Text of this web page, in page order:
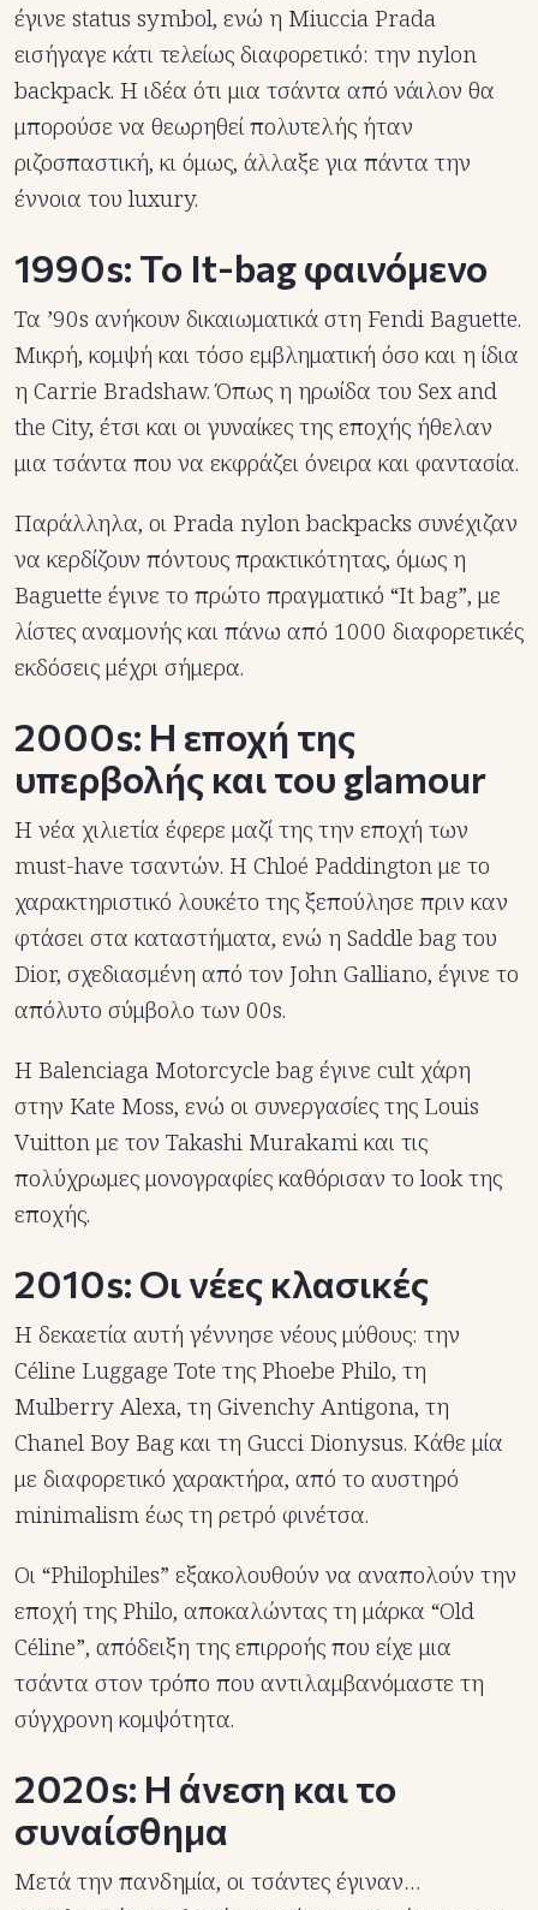
έγινε status symbol, ενώ η Miuccia Prada
εισήγαγε κάτι τελείως διαφορετικό: την nylon
backpack. Η ιδέα ότι μια τσάντα από νάιλον θα
μπορούσε να θεωρηθεί πολυτελής ήταν
ριζοσπαστική, κι όμως, άλλαξε για πάντα την
έννοια του luxury.
1990s: Το It-bag φαινόμενο
Τα ’90s ανήκουν δικαιωματικά στη Fendi Baguette.
Μικρή, κομψή και τόσο εμβληματική όσο και η ίδια
η Carrie Bradshaw. Όπως η ηρωίδα του Sex and
the City, έτσι και οι γυναίκες της εποχής ήθελαν
μια τσάντα που να εκφράζει όνειρα και φαντασία.
Παράλληλα, οι Prada nylon backpacks συνέχιζαν
να κερδίζουν πόντους πρακτικότητας, όμως η
Baguette έγινε το πρώτο πραγματικό “It bag”, με
λίστες αναμονής και πάνω από 1000 διαφορετικές
εκδόσεις μέχρι σήμερα.
2000s: Η εποχή της
υπερβολής και του glamour
Η νέα χιλιετία έφερε μαζί της την εποχή των
must-have τσαντών. Η Chloé Paddington με το
χαρακτηριστικό λουκέτο της ξεπούλησε πριν καν
φτάσει στα καταστήματα, ενώ η Saddle bag του
Dior, σχεδιασμένη από τον John Galliano, έγινε το
απόλυτο σύμβολο των 00s.
Η Balenciaga Motorcycle bag έγινε cult χάρη
στην Kate Moss, ενώ οι συνεργασίες της Louis
Vuitton με τον Takashi Murakami και τις
πολύχρωμες μονογραφίες καθόρισαν το look της
εποχής.
2010s: Οι νέες κλασικές
Η δεκαετία αυτή γέννησε νέους μύθους: την
Céline Luggage Tote της Phoebe Philo, τη
Mulberry Alexa, τη Givenchy Antigona, τη
Chanel Boy Bag και τη Gucci Dionysus. Κάθε μία
με διαφορετικό χαρακτήρα, από το αυστηρό
minimalism έως τη ρετρό φινέτσα.
Οι “Philophiles” εξακολουθούν να αναπολούν την
εποχή της Philo, αποκαλώντας τη μάρκα “Old
Céline”, απόδειξη της επιρροής που είχε μια
τσάντα στον τρόπο που αντιλαμβανόμαστε τη
σύγχρονη κομψότητα.
2020s: Η άνεση και το
συναίσθημα
Μετά την πανδημία, οι τσάντες έγιναν…